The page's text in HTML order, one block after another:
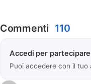
Commenti 110
Accedi per
Puoi accedere con il tuo